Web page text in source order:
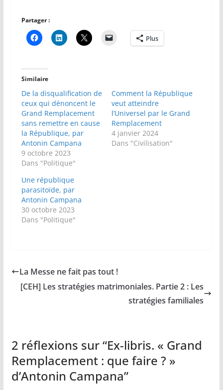
Partager :
Plus
Similaire
De la disqualification de
ceux qui dénoncent le
Grand Remplacement
sans remettre en cause
la République, par
Antonin Campana
9 octobre 2023
Dans "Politique"
Comment la République
veut atteindre
l’Universel par le Grand
Remplacement
4 janvier 2024
Dans "Civilisation"
Une république
parasitoïde, par
Antonin Campana
30 octobre 2023
Dans "Politique"
La Messe ne fait pas tout !
[CEH] Les stratégies matrimoniales. Partie 2 : Les
stratégies familiales
2 réflexions sur “Ex-libris. « Grand
Remplacement : que faire ? »
d’Antonin Campana”